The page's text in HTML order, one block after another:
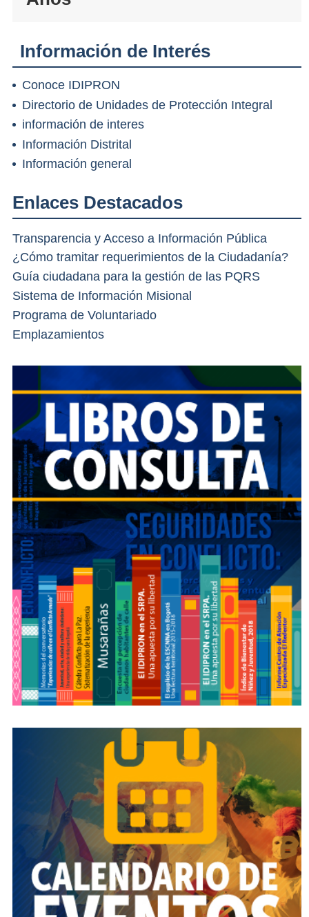
Información de Interés
Conoce IDIPRON
Directorio de Unidades de Protección Integral
información de interes
Información Distrital
Información general
Enlaces Destacados
Transparencia y Acceso a Información Pública
¿Cómo tramitar requerimientos de la Ciudadanía?
Guía ciudadana para la gestión de las PQRS
Sistema de Información Misional
Programa de Voluntariado
Emplazamientos